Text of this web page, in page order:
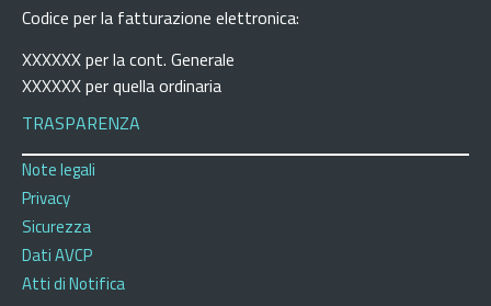
Codice per la fatturazione elettronica:
XXXXXX per la cont. Generale
XXXXXX per quella ordinaria
TRASPARENZA
Note legali
Privacy
Sicurezza
Dati AVCP
Atti di Notifica